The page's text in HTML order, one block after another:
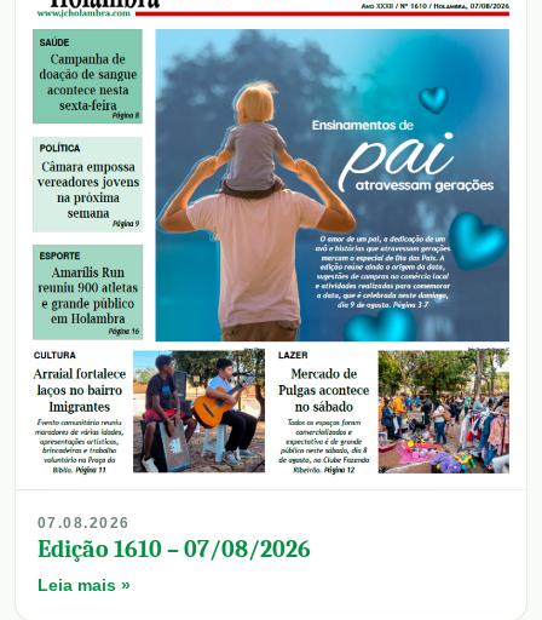
07.08.2026
Edição 1610 – 07/08/2026
Leia mais »